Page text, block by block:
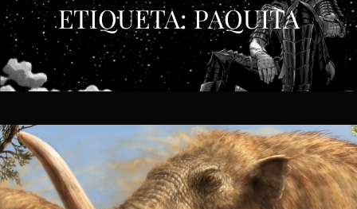
ETIQUETA:PAQUITA